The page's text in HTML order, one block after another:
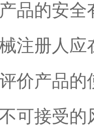
品的安
注册人
价产品
可接受